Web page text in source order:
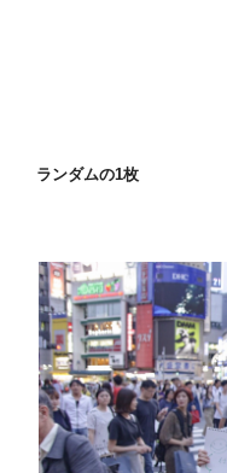
ランダムの1枚